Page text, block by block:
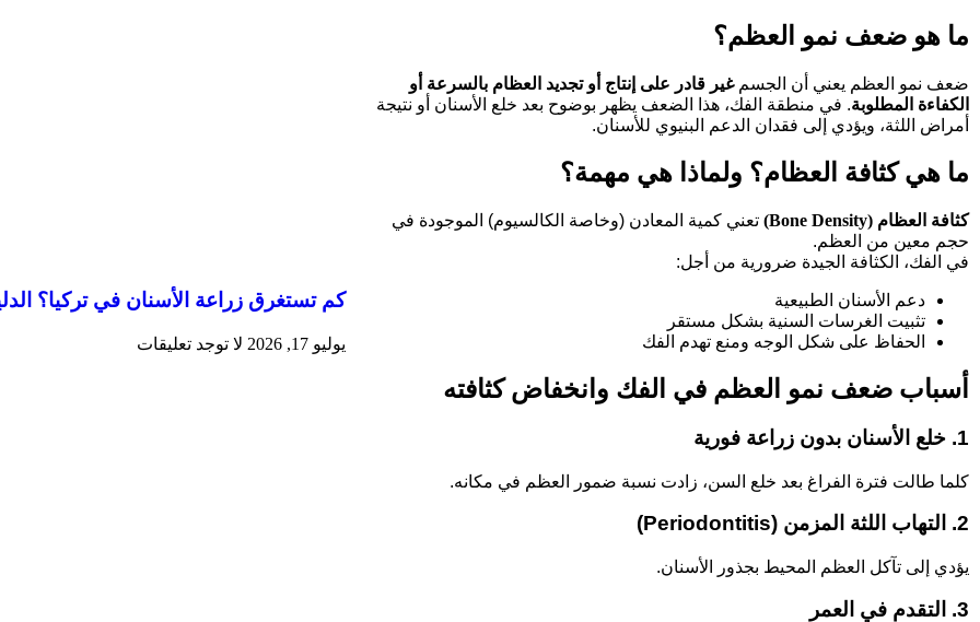
ما هو ضعف نمو العظم؟
ضعف نمو العظم يعني أن الجسمغير قادر على إنتاج أو تجديد العظام بالسرعة أو
الكفاءة المطلوبة. في منطقة الفك، هذا الضعف يظهر بوضوح بعد خلع الأسنان أو نتيجة
أمراض اللثة، ويؤدي إلى فقدان الدعم البنيوي للأسنان.
ما هي كثافة العظام؟ ولماذا هي مهمة؟
كثافة العظام (Bone Density)
تعني كمية المعادن (وخاصة الكالسيوم) الموجودة في
حجم معين من العظم.
في الفك، الكثافة الجيدة ضرورية من أجل:
دعم الأسنان الطبيعية
تثبيت الغرسات السنية بشكل مستقر
الحفاظ على شكل الوجه ومنع تهدم الفك
أسباب ضعف نمو العظم في الفك وانخفاض كثافته
1. خلع الأسنان بدون زراعة فورية
كلما طالت فترة الفراغ بعد خلع السن، زادت نسبة ضمور العظم في مكانه.
2. التهاب اللثة المزمن (Periodontitis)
يؤدي إلى تآكل العظم المحيط بجذور الأسنان.
3. التقدم في العمر
كم تستغرق زراعة الأسنان في تركيا؟
يوليو 17, 2026 لا توجد تعليقات